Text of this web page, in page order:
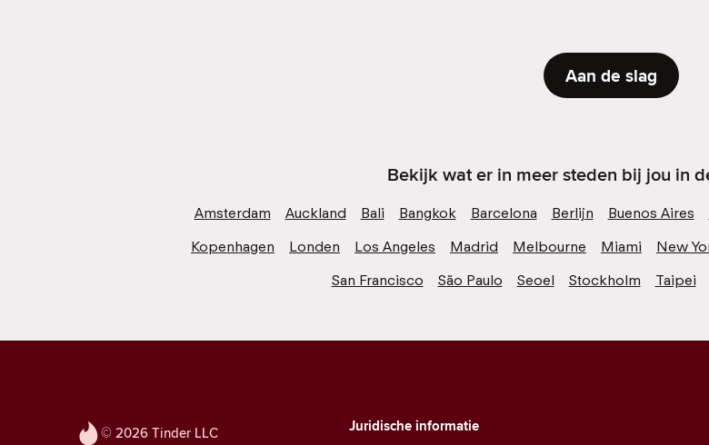
Aan de slag
Bekijk wat er in meer steden bij jou in
Amsterdam Auckland Bali Bangkok Barcelona Berlijn Buenos Aires
Kopenhagen
Londen Los Angeles Madrid Melbourne Miami New
San Francisco
São Paulo Seoel Stockholm Taipei
© 2026 Tinder LLC Juridische informatie